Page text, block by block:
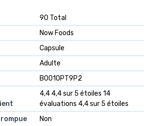
‎90 Total
‎Now Foods
‎Capsule
‎Adulte
B001OPT9P2
4,4 4,4 sur 5 étoiles 14
évaluations 4,4 sur 5 étoiles
Non